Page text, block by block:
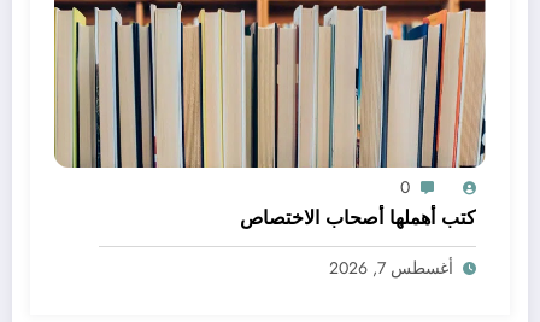
0
كتب أهملها أصحاب الاختصاص
أغسطس 7, 2026